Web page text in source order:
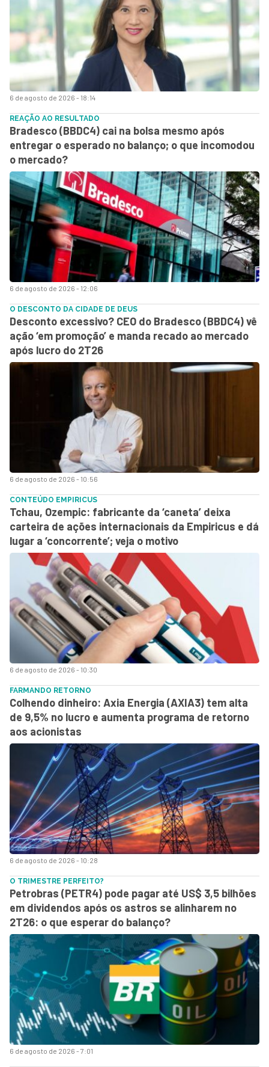
6 de agosto de 2026 - 18:14
6 de agosto de 2026 - 12:06
REAÇÃO AO RESULTADO
Bradesco (BBDC4) cai na bolsa mesmo após
entregar o esperado no balanço; o que incomodou
o mercado?
6 de agosto de 2026 - 10:56
O DESCONTO DA CIDADE DE DEUS
Desconto excessivo? CEO do Bradesco (BBDC4) vê
ação ‘em promoção’ e manda recado ao mercado
após lucro do 2T26
6 de agosto de 2026 - 10:30
CONTEÚDO EMPIRICUS
Tchau, Ozempic: fabricante da ‘caneta’ deixa
carteira de ações internacionais da Empiricus e dá
lugar a ‘concorrente’; veja o motivo
6 de agosto de 2026 - 10:28
FARMANDO RETORNO
Colhendo dinheiro: Axia Energia (AXIA3) tem alta
de 9,5% no lucro e aumenta programa de retorno
aos acionistas
6 de agosto de 2026 - 7:01
O TRIMESTRE PERFEITO?
Petrobras (PETR4) pode pagar até US$ 3,5 bilhões
em dividendos após os astros se alinharem no
2T26: o que esperar do balanço?